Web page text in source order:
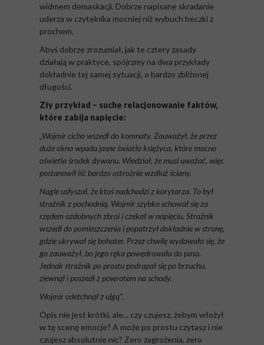
widmem demaskacji. Dobrze napisane skradanie
uderza w czytelnika mocniej niż wybuch beczki z
prochem.
Abyś dobrze zrozumiał, jak te cztery zasady
działają w praktyce, spójrzmy na dwa przykłady
dokładnie tej samej sytuacji, o bardzo zbliżonej
długości.
Zły przykład – suche relacjonowanie faktów,
które zabija napięcie:
„Wojmir cicho wszedł do komnaty. Zauważył, że przez
duże okno wpada jasne światło księżyca, które mocno
oświetla środek dywanu. Wiedział, że musi uważać, więc
postanowił iść bardzo ostrożnie wzdłuż ściany.
Nagle usłyszał, że ktoś nadchodzi z korytarza. To był
strażnik z pochodnią. Wojmir szybko schował się za
rzędem ozdobnych zbroi i czekał w napięciu. Strażnik
wszedł do pomieszczenia i popatrzył dokładnie w stronę,
gdzie ukrywał się bohater. Przez chwilę wydawało się, że
go zauważył, bo jego ręka powędrowała do pasa.
Jednak strażnik po prostu podrapał się po brzuchu,
ziewnął i poszedł z powrotem na schody.
Wojmir odetchnął z ulgą”.
Opis nie jest krótki, ale... czy czujesz, żebym włożył
w tę scenę emocje? A może po prostu czytasz i nie
czujesz absolutnie nic? Zero zagrożenia, zero